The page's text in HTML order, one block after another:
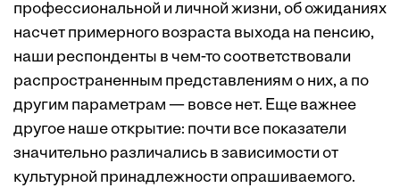
профессиональной и личной жизни, об ожиданиях
насчет примерного возраста выхода на пенсию,
наши респонденты в чем-то соответствовали
распространенным представлениям о них, а по
другим параметрам — вовсе нет. Еще важнее
другое наше открытие: почти все показатели
значительно различались в зависимости от
культурной принадлежности опрашиваемого.